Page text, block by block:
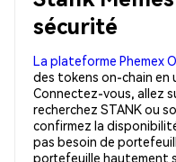
sécurité
La plateforme Phemex
des tokens on-chain en
Connectez-vous, allez
recherchez STANK ou
confirmez la
pas besoin de
portefeuille hautement